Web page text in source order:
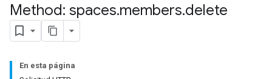
Method: spaces.members.delete
En esta página